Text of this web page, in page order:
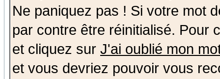
Ne paniquez pas ! Si votre mot
par contre être réinitialisé. Pour
et cliquez sur J'ai oublié mon
et vous devriez pouvoir vous